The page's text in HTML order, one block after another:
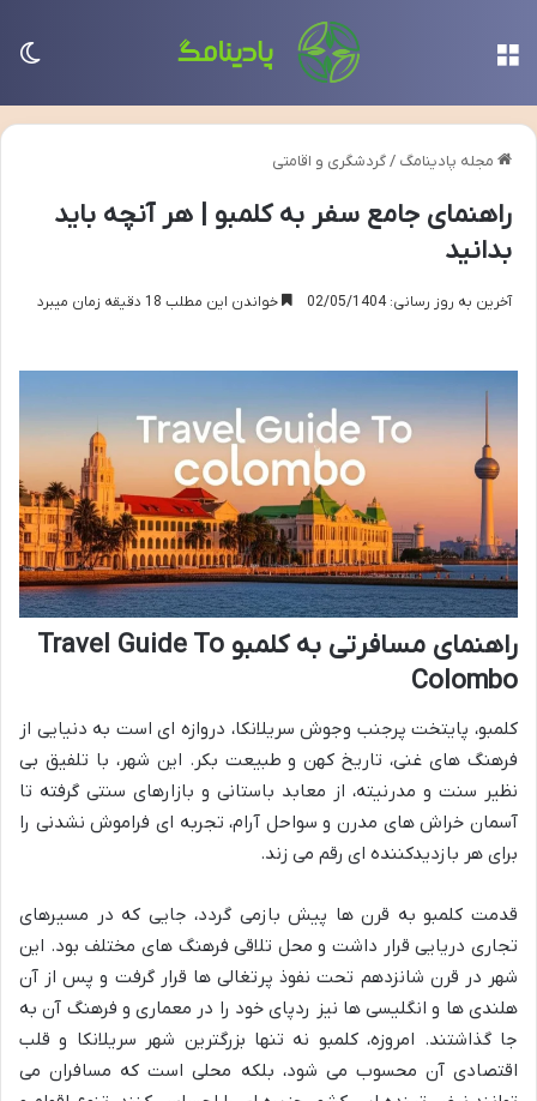
مجله پادینامگ /گردشگری و اقامتی
راهنمای جامع سفر به کلمبو | هر آنچه باید
بدانید
آخرین به روز رسانی: 02/05/1404 خواندن این مطلب 18 دقیقه زمان میبرد
راهنمای مسافرتی به کلمبو Travel Guide To
Colombo
کلمبو، پایتخت پرجنب وجوش سریلانکا، دروازه ای است به دنیایی از
فرهنگ های غنی، تاریخ کهن و طبیعت بکر. این شهر، با تلفیق بی
نظیر سنت و مدرنیته، از معابد باستانی و بازارهای سنتی گرفته تا
آسمان خراش های مدرن و سواحل آرام، تجربه ای فراموش نشدنی را
برای هر بازدیدکننده ای رقم می زند.
قدمت کلمبو به قرن ها پیش بازمی گردد، جایی که در مسیرهای
تجاری دریایی قرار داشت و محل تلاقی فرهنگ های مختلف بود. این
شهر در قرن شانزدهم تحت نفوذ پرتغالی ها قرار گرفت و پس از آن
هلندی ها و انگلیسی ها نیز ردپای خود را در معماری و فرهنگ آن به
جا گذاشتند. امروزه، کلمبو نه تنها بزرگترین شهر سریلانکا و قلب
اقتصادی آن محسوب می شود، بلکه محلی است که مسافران می